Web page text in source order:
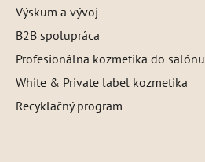
Výskum a vývoj
B2B spolupráca
Profesionálna kozmetika do salónu
White & Private label kozmetika
Recyklačný program